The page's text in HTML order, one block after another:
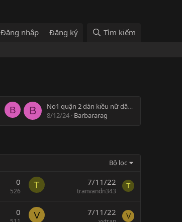
Đăng nhập Đăng ký Tìm kiếm
B B
No1 quận 2 dàn kiều nữ dâm đãng
8/12/24 Barbararag
Bộ lọc
0
526
T 7/11/22
tranvandn343
T
0 V 7/11/22 V